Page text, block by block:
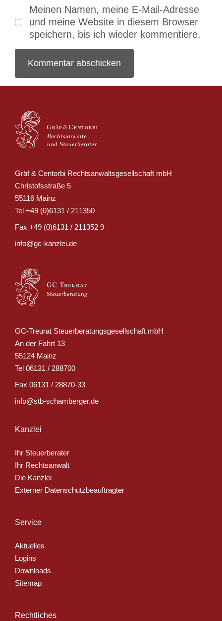
Meinen Namen, meine E-Mail-Adresse
und meine Website in diesem Browser
speichern, bis ich wieder kommentiere.
Gräf & Centorbi Rechtsanwaltsgesellschaft mbH
Christofsstraße 5
55116 Mainz
Tel +49 (0)6131 / 211350
Fax +49 (0)6131 / 211352 9
info@gc-kanzlei.de
Kanzlei
Ihr Steuerberater
Ihr Rechtsanwalt
Die Kanzlei
Externer Datenschutzbeauftragter
GC-Treurat Steuerberatungsgesellschaft mbH
An der Fahrt 13
55124 Mainz
Tel 06131 / 288700
Fax 06131 / 28870-33
info@stb-schamberger.de
Service
Aktuelles
Logins
Downloads
Sitemap
Rechtliches